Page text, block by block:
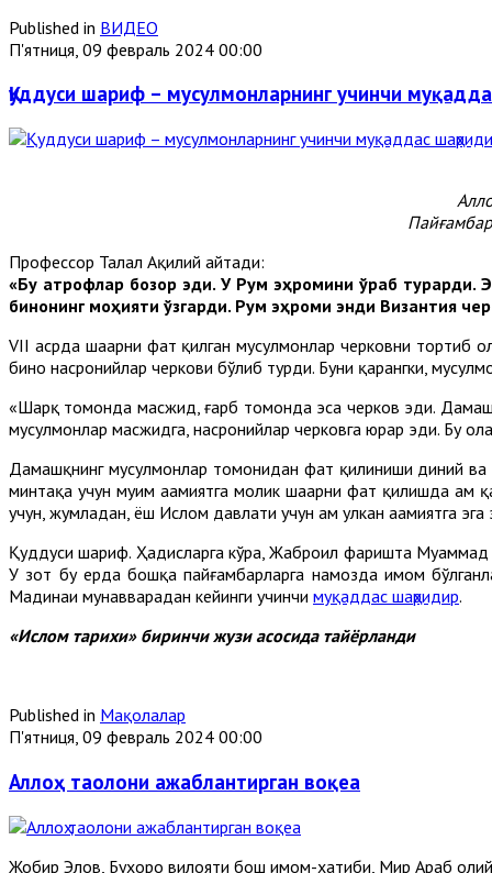
Published in ВИДЕО
П'ятниця, 09 февраль 2024 00:00
Қуддуси шариф – мусулмонларнинг учинчи
Профессор Талал Ақилий айтади:
«Бу атрофлар бозор эди. У Рум эҳромини ўраб турарди.
бинонинг моҳияти ўзгарди. Рум эҳроми энди Византия
VII асрда шаҳарни фатҳ қилган мусулмонлар черковни
бино насронийлар черкови бўлиб турди. Буни қарангки,
«Шарқ томонда масжид, ғарб томонда эса черков эди. Дамашқ
мусулмонлар масжидга, насронийлар черковга юрар эди. Бу
Дамашқнинг мусулмонлар томонидан фатҳ қилиниши диний ва
минтақа учун муҳим аҳамиятга молик шаҳарни фатҳ қилишда
учун, жумладан, ёш Ислом давлати учун ҳам улкан аҳамиятга эга
Қуддуси шариф. Ҳадисларга кўра, Жаброил фаришта Муҳаммад
У зот бу ерда бошқа пайғамбарларга намозда имом
Мадинаи мунавварадан кейинги учинчи муқаддас шаҳридир.
«Ислом тарихи» биринчи жузи асосида тайёрланди
Published in Мақолалар
П'ятниця, 09 февраль 2024 00:00
Аллоҳ таолони ажаблантирган воқеа
Жобир Элов, Бухоро вилояти бош имом-хатиби, Мир Араб